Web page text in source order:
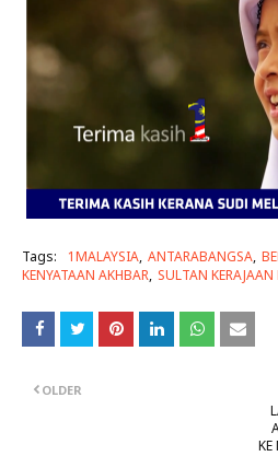
Tags: 1MALAYSIA ANTARABANGSA
KENYATAAN AKHBAR SULTAN KERAJAAN
OLDER